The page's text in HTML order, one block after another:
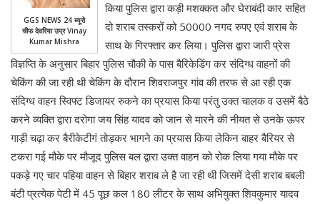
GGS NEWS 24 ब्यूरो
चीफ देवरिया उप्र Vinay
Kumar Mishra
किया पुलिस द्वारा कड़ी मशक्कत और घेराबंदी कार सहित
दो शराब तस्करों को 50000 नगद रुपए एवं शराब के
साथ के गिरफ्तार कर लिया। पुलिस द्वारा जारी प्रेस
विज्ञप्ति के अनुसार बिहार पुलिस चौकी के पास बैरिकेडिंग कर संदिग्ध वाहनों की
चेकिंग की जा रही थी चेकिंग के दौरान शिवराजपुर गांव की तरफ से आ रही एक
संदिग्ध वाहन स्विफ्ट डिजायर रुकने का प्रयास किया परंतु उक्त चालक व उसमें बैठे
करने व्यक्ति द्वारा दरोगा जय सिंह यादव को जान से मारने की नीयत से उनके ऊपर
गाड़ी चढ़ा कर बैरीकेटीगं तोड़कर भागने का प्रयास किया लेकिन बाहर बैरियर से
टकरा गई मौके पर मौजूद पुलिस बल द्वारा उक्त वाहन को रोक लिया गया मौके पर
पकड़े गए चार पहिया वाहन से बिहार शराब ले है जा रही थी जिसमें देसी शराब बबली
बंटी प्रत्येक पेटी में 45 पूछ कल 180 लीटर के साथ अभियुक्त शिवकुमार यादव